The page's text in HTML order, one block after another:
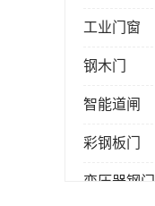
工业门窗
钢木门
智能道闸
彩钢板门
变压器钢门